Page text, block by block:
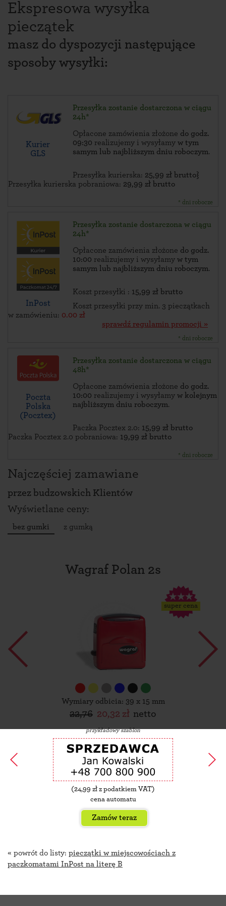
Ekspresowa wysyłka
pieczątek
masz do dyspozycji następujące
sposoby wysyłki:
Kurier
GLS
Przesyłka zostanie dostarczona w ciągu
24h*
Opłacone zamówienia złożone do godz.
09:30 realizujemy i wysyłamy w tym
samym lub najbliższym dniu roboczym.
Przesyłka kurierska: 25,99 zł brutto}
Przesyłka kurierska pobraniowa: 29,99 zł brutto
* dni robocze
InPost
Przesyłka zostanie dostarczona w ciągu
24h*
Opłacone zamówienia złożone do godz.
10:00 realizujemy i wysyłamy w tym
samym lub najbliższym dniu roboczym.
Koszt przesyłki : 15,99 zł brutto
Koszt przesyłki przy min. 3 pieczątkach
w zamówieniu: 0.00 zł
sprawdź regulamin promocji »
* dni robocze
Poczta
Polska
(Pocztex)
Przesyłka zostanie dostarczona w ciągu
48h*
Opłacone zamówienia złożone do godz.
10:00 realizujemy i wysyłamy w kolejnym
najbliższym dniu roboczym.
Paczka Pocztex 2.0: 15,99 zł brutto
Paczka Pocztex 2.0 pobraniowa: 19,99 zł brutto
* dni robocze
Najczęściej zamawiane
przez budzowskich Klientów
Wyświetlane ceny:
bez gumki z gumką
Wagraf Polan 2s
super cena
Wymiary odbicia: 39 x 15 mm
22,76 20,32 zł netto
przykładowy szablon
(24,99 zł z podatkiem VAT)
cena automatu
Zamów teraz
« powrót do listy: pieczątki w miejscowościach z
paczkomatami InPost na literę B